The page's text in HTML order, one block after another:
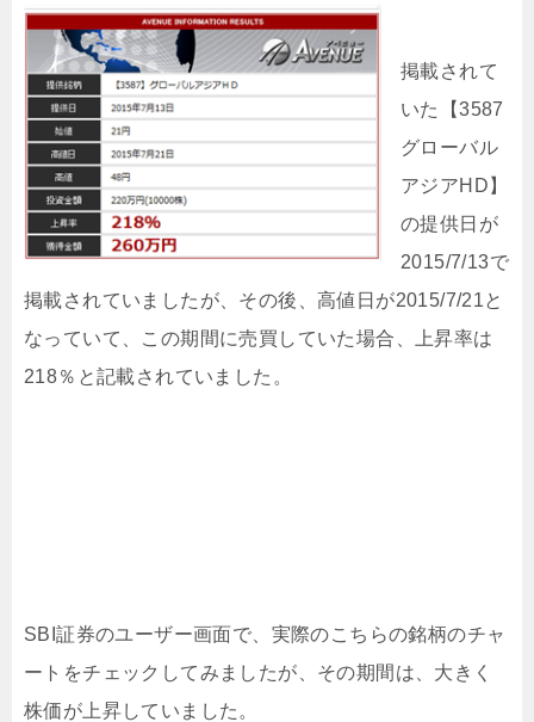
掲載されて
いた【3587
グローバル
アジアHD】
の提供日が
2015/7/13で
掲載されていましたが、その後、高値日が2015/7/21と
なっていて、この期間に売買していた場合、上昇率は
218％と記載されていました。
SBI証券のユーザー画面で、実際のこちらの銘柄のチャ
ートをチェックしてみましたが、その期間は、大きく
株価が上昇していました。